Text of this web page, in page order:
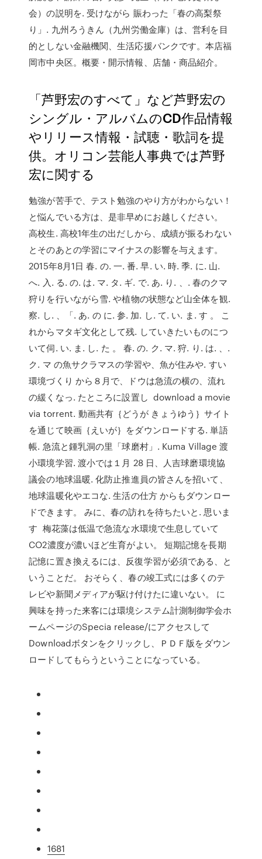
会）の説明を. 受けながら 賑わった「春の高梨祭
り」. 九州ろうきん（九州労働金庫）は、営利を目
的としない金融機関、生活応援バンクです。本店福
岡市中央区。概要・開示情報、店舗・商品紹介。
「芦野宏のすべて」など芦野宏の
シングル・アルバムのCD作品情報
やリリース情報・試聴・歌詞を提
供。オリコン芸能人事典では芦野
宏に関する
勉強が苦手で、テスト勉強のやり方がわからない！
と悩んでいる方は、是非早めにお越しください。
高校生. 高校1年生の出だしから、成績が振るわない
とそのあとの学習にマイナスの影響を与えます。
2015年8月1日 春. の. 一. 番. 早. い. 時. 季. に. 山.
へ. 入. る. の. は. マ. タ. ギ. で. あ. り. 、. 春のクマ
狩りを行いながら雪. や植物の状態など山全体を観.
察. し. 、「. あ. の に. 参. 加. し. て. い. ま. す 。 こ
れからマタギ文化として残. していきたいものにつ
いて伺. い. ま. し. た 。 春. の. ク. マ. 狩. り. は. 、.
ク. マ の魚サクラマスの学習や、魚が住みや. すい
環境づくり から８月で、ドウは急流の横の、流れ
の緩くなっ. たところに設置し download a movie
via torrent. 動画共有｛どうが きょうゆう｝サイト
を通じて映画｛えいが｝をダウンロードする. 単語
帳. 急流と鍾乳洞の里「球磨村」. Kuma Village 渡
小環境学習. 渡小では１月 28 日、人吉球磨環境協
議会の地球温暖. 化防止推進員の皆さんを招いて、
地球温暖化やエコな. 生活の仕方 からもダウンロー
ドできます。 みに、春の訪れを待ちたいと. 思いま
す 梅花藻は低温で急流な水環境で生息していて
CO2濃度が濃いほど生育がよい。 短期記憶を長期
記憶に置き換えるには、反復学習が必須である、と
いうことだ。 おそらく、春の竣工式には多くのテ
レビや新聞メディアが駆け付けたに違いない。 に
興味を持った来客には環境システム計測制御学会ホ
ームページのSpecia release/にアクセスして
Downloadボタンをクリックし、ＰＤＦ版をダウン
ロードしてもらうということになっている。
1681